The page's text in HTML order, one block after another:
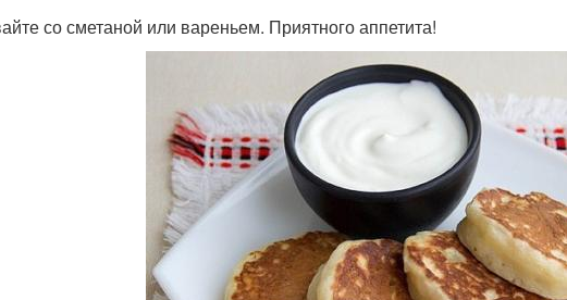
со сметаной или вареньем. Приятного аппетита!